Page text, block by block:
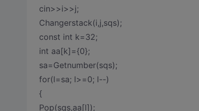
cin>>i>>j;
Changerstack(i,j,sqs);
const int k=32;
int aa[k]={0};
sa=Getnumber(sqs);
for(l=sa; l>=0; l--)
{
Pop(sqs,aa[l]);